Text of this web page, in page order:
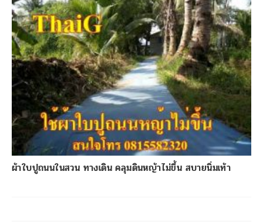
ผ้าใบปูถนนในสวน ทางเดิน คลุมดินหญ้าไม่ขึ้น สบายนิ่มเท้า